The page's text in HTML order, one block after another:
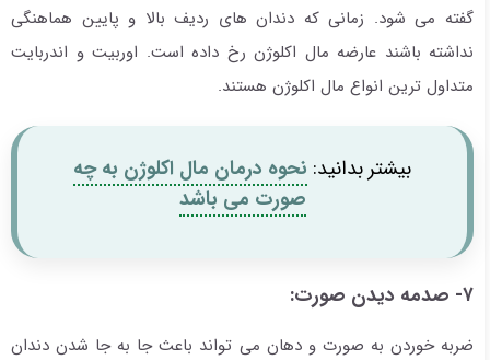
گفته می شود. زمانی که دندان های ردیف بالا و پایین هماهنگی
نداشته باشند عارضه مال اکلوژن رخ داده است. اوربیت و اندربایت
متداول ترین انواع مال اکلوژن هستند.
بیشتر بدانید: نحوه درمان مال اکلوژن به چه
صورت می باشد
۷- صدمه دیدن صورت:
ضربه خوردن به صورت و دهان می تواند باعث جا به جا شدن دندان